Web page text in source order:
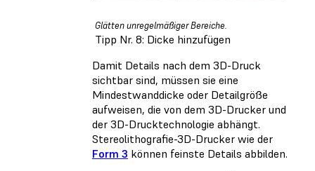
Glätten unregelmäßiger Bereiche.
Tipp Nr. 8: Dicke hinzufügen
Damit Details nach dem 3D-Druck
sichtbar sind, müssen sie eine
Mindestwanddicke oder Detailgröße
aufweisen, die von dem 3D-Drucker und
der 3D-Drucktechnologie abhängt.
Stereolithografie-3D-Drucker wie der
Form 3 können feinste Details abbilden.